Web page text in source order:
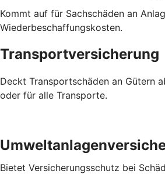
Kommt auf für Sachschäden an
Wiederbeschaffungskosten.
Transportversicherung
Deckt Transportschäden an Gütern
oder für alle Transporte.
Bietet Versicherungsschutz bei